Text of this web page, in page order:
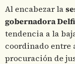
Al encabezar la
gobernadora
tendencia a la
coordinado entre
procuración de